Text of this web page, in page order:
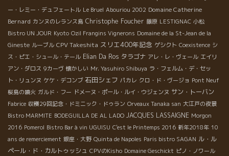
ー・レミー・デュフェートル Le Bruel Abouriou 2002 Domaine Catherine
Bernard カンヌのレランス島 Christophe Foucher 藤原 LESTIGNAC 小松
Bistro UN JOUR Kyoto Ozil Frangins Vignerons Domaine de la St-Jean de la
Gineste ルーブル CPV Takeshita スリエ400年記念 ゲシクト Coexistence シ
ス・ピエ・シュール・テール Elian Da Ros タラゴナ アレ・レ・ヴェール エイリ
アン・ダロス 9カーヴ 懐かしい Mr. Yasuhiro Shibuya ラ・フェルム・デ・セッ
ト・リュンヌ ケケ・デコンブ 石田シェフ パカレ クロ・ド・ヴージョ Pont Neuf
桜島の噴火 ガルド・フー ドメーヌ・ポール・ルイ・ウジェンヌ サン・トーバン
Fabrice 収穫29回記念・ドミニック・ドゥラン Orveaux Tanaka san 大江戸の夜景
Bistro MARMITE BODEGUILLA DE AL LADO JACQUES LASSAIGNE Morgon
2016 Pomerol Bistro Bar à vin UGUISU C'est le Printemps 2016 新年2018年 10
ans de remerciement 銀座・大野 Quinta de Napoles Paris bistro SAGAN ル・ル
ペール・ド・カルトゥッシュ CPVのKisho Domaine Geschickt ピノ・ノワール